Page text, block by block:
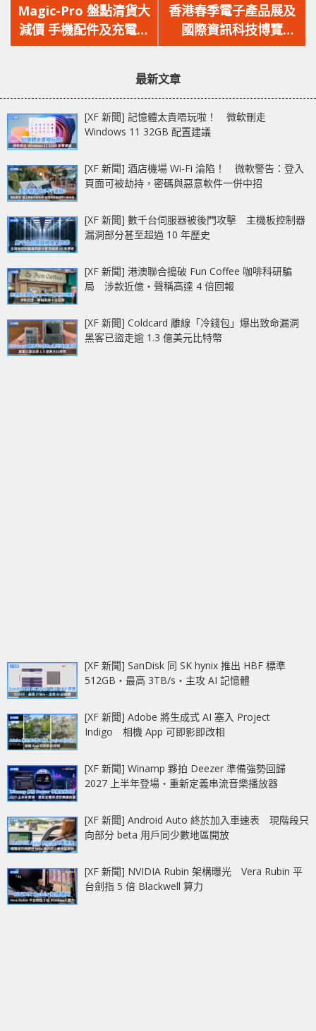
一
篇
文
Magic-Pro 盤點清貨大
減價 手機配件及充電產
品破底價出清
一
篇
文
香港春季電子產品展及
國際資訊科技博覽
2019 遊記
最新文章
[XF 新聞] 記憶體太貴唔玩啦！ 微軟刪走
Windows 11 32GB 配置建議
[XF 新聞] 酒店機場 Wi-Fi 淪陷！ 微軟警告：登入
頁面可被劫持，密碼與惡意軟件一併中招
[XF 新聞] 數千台伺服器被後門攻擊 主機板控制器
漏洞部分甚至超過 10 年歷史
[XF 新聞] 港澳聯合搗破 Fun Coffee 咖啡科研騙
局 涉款近億‧聲稱高達 4 倍回報
[XF 新聞] Coldcard 離線「冷錢包」爆出致命漏洞
黑客已盜走逾 1.3 億美元比特幣
[XF 新聞] SanDisk 同 SK hynix 推出 HBF 標準
512GB‧最高 3TB/s‧主攻 AI 記憶體
[XF 新聞] Adobe 將生成式 AI 塞入 Project
Indigo 相機 App 可即影即改相
[XF 新聞] Winamp 夥拍 Deezer 準備強勢回歸
2027 上半年登場‧重新定義串流音樂播放器
[XF 新聞] Android Auto 終於加入車速表 現階段只
向部分 beta 用戶同少數地區開放
[XF 新聞] NVIDIA Rubin 架構曝光 Vera Rubin 平
台劍指 5 倍 Blackwell 算力